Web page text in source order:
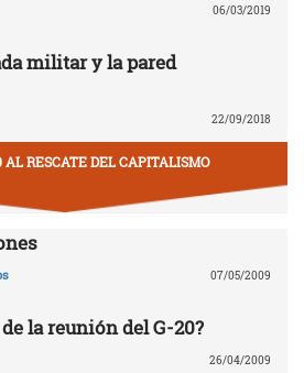
06/03/2019
militar y la pared
22/09/2018
AL RESCATE DEL CAPITALISMO
07/05/2009
la reunión del G-20?
26/04/2009